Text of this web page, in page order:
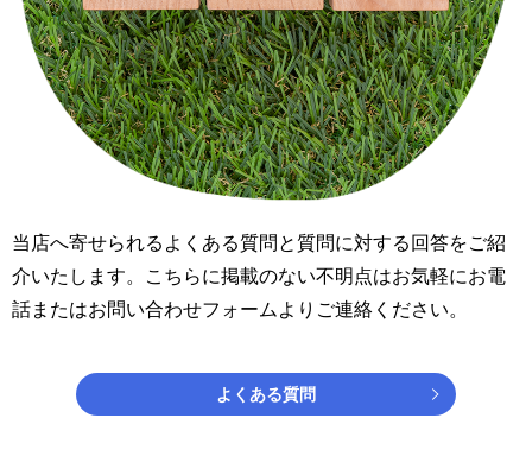
当店へ寄せられるよくある質問と質問に対する回答をご紹
介いたします。こちらに掲載のない不明点はお気軽にお電
話またはお問い合わせフォームよりご連絡ください。
よくある質問